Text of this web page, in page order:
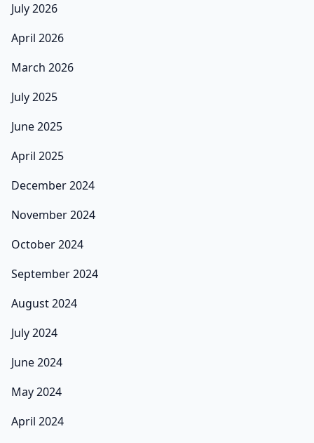
July 2026
April 2026
March 2026
July 2025
June 2025
April 2025
December 2024
November 2024
October 2024
September 2024
August 2024
July 2024
June 2024
May 2024
April 2024